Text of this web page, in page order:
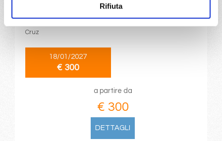
Rifiuta
8 giorni
Santa Cruz, Agadir, Las Palmas, Fuerteventura, Santa
Cruz
18/01/2027
€ 300
a partire da
€ 300
DETTAGLI